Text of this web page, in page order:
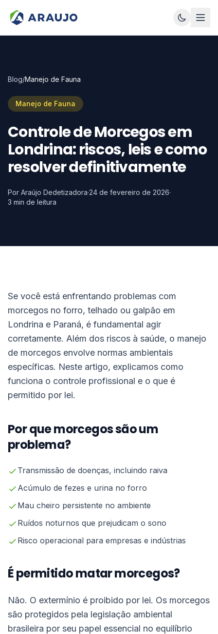
Blog/Manejo de Fauna
Manejo de Fauna
Controle de Morcegos em
Londrina: riscos, leis e como
resolver definitivamente
Por Araújo Dedetizadora·24 de fevereiro de 2026·
3 min de leitura
Se você está enfrentando problemas com
morcegos no forro, telhado ou galpão em
Londrina e Paraná, é fundamental agir
corretamente. Além dos riscos à saúde, o manejo
de morcegos envolve normas ambientais
específicas. Neste artigo, explicamos como
funciona o controle profissional e o que é
permitido por lei.
Por que morcegos são um
problema?
Transmissão de doenças, incluindo raiva
Acúmulo de fezes e urina no forro
Mau cheiro persistente no ambiente
Ruídos noturnos que prejudicam o sono
Risco operacional para empresas e indústrias
É permitido matar morcegos?
Não. O extermínio é proibido por lei. Os morcegos
são protegidos pela legislação ambiental
brasileira por seu papel essencial no equilíbrio